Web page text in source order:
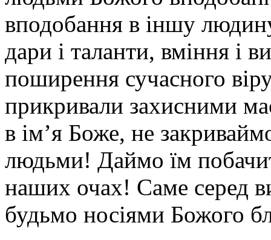
вподобання в іншу
дари і таланти, вміння і
поширення сучасного
прикривали захисними
в ім’я Боже, не
людьми! Даймо їм
наших очах! Саме серед
будьмо носіями Божого